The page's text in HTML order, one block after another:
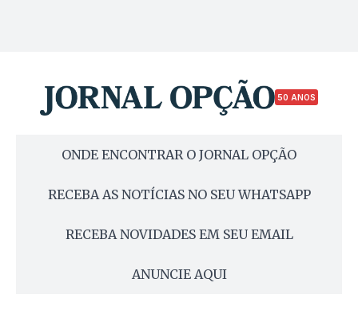
50 ANOS
ONDE ENCONTRAR O JORNAL OPÇÃO
RECEBA AS NOTÍCIAS NO SEU WHATSAPP
RECEBA NOVIDADES EM SEU EMAIL
ANUNCIE AQUI